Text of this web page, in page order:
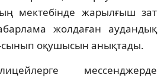
мектебінде жарылғыш зат
жолдаған аудандық
сынып оқушысын анықтады.
мессенджерде